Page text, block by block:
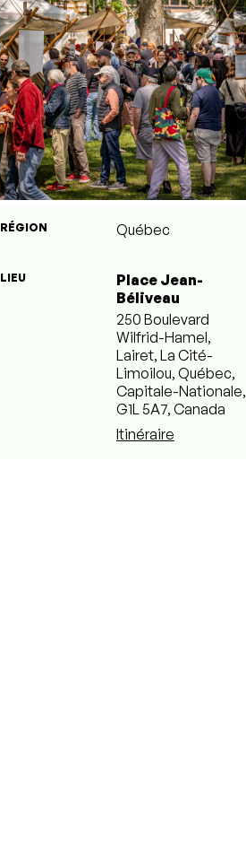
RÉGION Québec
LIEU
Place Jean-
Béliveau
250 Boulevard
Wilfrid-Hamel,
Lairet, La Cité-
Limoilou, Québec,
Capitale-Nationale,
G1L 5A7, Canada
Itinéraire